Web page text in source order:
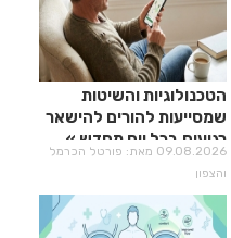
הטכנולוגיות והשיטות
שמסייעות להורים להישאר
רגועים בכל יום מחדש
09.08.2026 מאת: פורטל הכרמל
והצפון